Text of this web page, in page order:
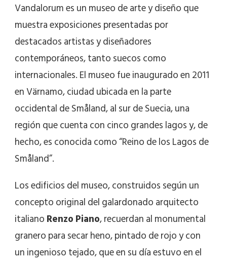
Vandalorum es un museo de arte y diseño que
muestra exposiciones presentadas por
destacados artistas y diseñadores
contemporáneos, tanto suecos como
internacionales. El museo fue inaugurado en 2011
en Värnamo, ciudad ubicada en la parte
occidental de Småland, al sur de Suecia, una
región que cuenta con cinco grandes lagos y, de
hecho, es conocida como “Reino de los Lagos de
Småland”.
Los edificios del museo, construidos según un
concepto original del galardonado arquitecto
italianoRenzoPiano, recuerdan al monumental
granero para secar heno, pintado de rojo y con
un ingenioso tejado, que en su día estuvo en el